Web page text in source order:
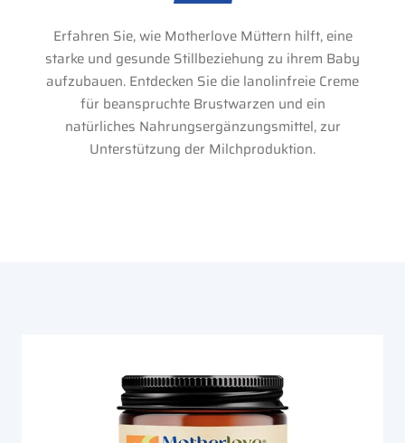
Erfahren Sie, wie Motherlove Müttern hilft, eine
starke und gesunde Stillbeziehung zu ihrem Baby
aufzubauen. Entdecken Sie die lanolinfreie Creme
für beanspruchte Brustwarzen und ein
natürliches Nahrungsergänzungsmittel, zur
Unterstützung der Milchproduktion.